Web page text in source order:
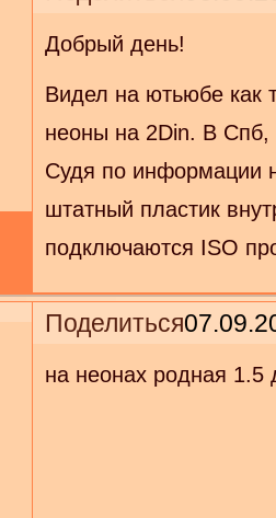
Добрый день!
Видел на ютьюбе как
неоны на 2Din. В Спб,
Судя по информации
штатный пластик
подключаются ISO
Поделиться
на неонах родная 1.5